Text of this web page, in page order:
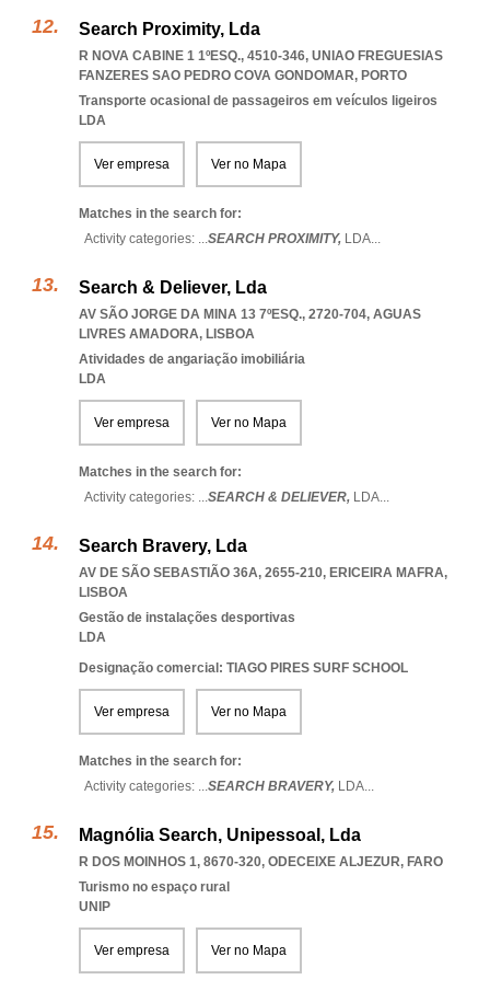
Search Proximity, Lda
R NOVA CABINE 1 1ºESQ., 4510-346, UNIAO FREGUESIAS
FANZERES SAO PEDRO COVA GONDOMAR, PORTO
Transporte ocasional de passageiros em veículos ligeiros
LDA
Ver empresa Ver no Mapa
Matches in the search for:
Activity categories: ...SEARCH PROXIMITY, LDA...
Search & Deliever, Lda
AV SÃO JORGE DA MINA 13 7ºESQ., 2720-704, AGUAS
LIVRES AMADORA, LISBOA
Atividades de angariação imobiliária
LDA
Ver empresa Ver no Mapa
Matches in the search for:
Activity categories: ...SEARCH & DELIEVER, LDA...
Search Bravery, Lda
AV DE SÃO SEBASTIÃO 36A, 2655-210, ERICEIRA MAFRA,
LISBOA
Gestão de instalações desportivas
LDA
Designação comercial: TIAGO PIRES SURF SCHOOL
Ver empresa Ver no Mapa
Matches in the search for:
Activity categories: ...SEARCH BRAVERY, LDA...
Magnólia Search, Unipessoal, Lda
R DOS MOINHOS 1, 8670-320, ODECEIXE ALJEZUR, FARO
Turismo no espaço rural
UNIP
Ver empresa Ver no Mapa